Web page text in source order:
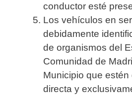
conductor esté
Los vehículos en
debidamente
de organismos del
Comunidad de
Municipio que estén
directa y